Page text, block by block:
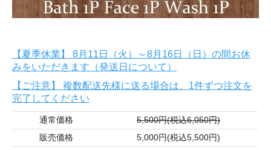
【夏季休業】 8月11日（火）～8月16日（日）の間お休
みをいただきます（発送日について）
【ご注意】 複数配送先様に送る場合は、1件ずつ注文を
完了してください
通常価格
5,500円(税込6,050円)
販売価格
5,000円(税込5,500円)